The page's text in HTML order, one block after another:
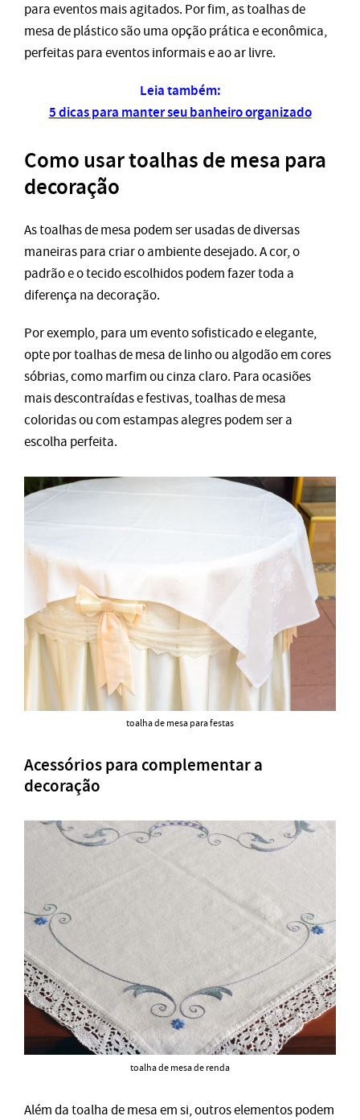
para eventos mais agitados. Por fim, as toalhas de
mesa de plástico são uma opção prática e econômica,
perfeitas para eventos informais e ao ar livre.
Leia também:
5 dicas para manter seu banheiro organizado
Como usar toalhas de mesa para
decoração
As toalhas de mesa podem ser usadas de diversas
maneiras para criar o ambiente desejado. A cor, o
padrão e o tecido escolhidos podem fazer toda a
diferença na decoração.
Por exemplo, para um evento sofisticado e elegante,
opte por toalhas de mesa de linho ou algodão em cores
sóbrias, como marfim ou cinza claro. Para ocasiões
mais descontraídas e festivas, toalhas de mesa
coloridas ou com estampas alegres podem ser a
escolha perfeita.
toalha de mesa para festas
Acessórios para complementar a
decoração
toalha de mesa de renda
Além da toalha de mesa em si, outros elementos podem